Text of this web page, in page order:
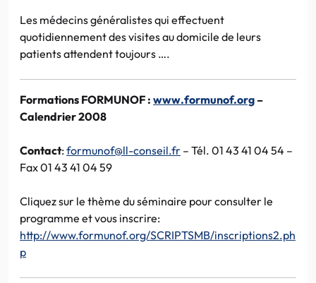
Les médecins généralistes qui effectuent
quotidiennement des visites au domicile de leurs
patients attendent toujours ….
Formations FORMUNOF : www.formunof.org–
Calendrier 2008
Contact:formunof@ll-conseil.fr – Tél. 01 43 41 04 54 –
Fax 01 43 41 04 59
Cliquez sur le thème du séminaire pour consulter le
programme et vous inscrire:
http://www.formunof.org/SCRIPTSMB/inscriptions2.ph
p